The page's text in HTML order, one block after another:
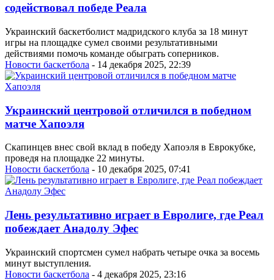
содействовал победе Реала
Украинский баскетболист мадридского клуба за 18 минут
игры на площадке сумел своими результативными
действиями помочь команде обыграть соперников.
Новости баскетбола - 14 декабря 2025, 22:39
Украинский центровой отличился в победном
матче Хапоэля
Скапинцев внес свой вклад в победу Хапоэля в Еврокубке,
проведя на площадке 22 минуты.
Новости баскетбола - 10 декабря 2025, 07:41
Лень результативно играет в Евролиге, где Реал
побеждает Анадолу Эфес
Украинский спортсмен сумел набрать четыре очка за восемь
минут выступления.
Новости баскетбола - 4 декабря 2025, 23:16